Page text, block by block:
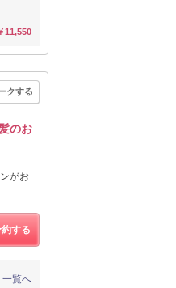
11,550
クする
のお
がお
する
一覧へ